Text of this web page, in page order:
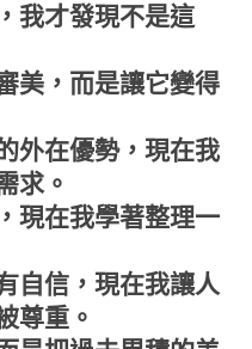
我才發現不是這
美，而是讓它變得
外在優勢，現在我
求。
現在我學著整理一
自信，現在我讓人
尊重。